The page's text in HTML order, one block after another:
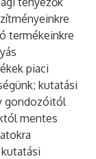
termékeinkre
piaci
kutatási
gondozóitól
mentes